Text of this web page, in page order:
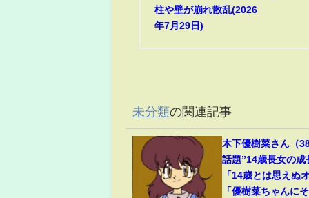
柱や壁が崩れ散乱(2026
年7月29日)
未分類の関連記事
木下優樹菜さん（
話題”14歳長女の成
「14歳とは思えぬ
「優樹菜ちゃんに